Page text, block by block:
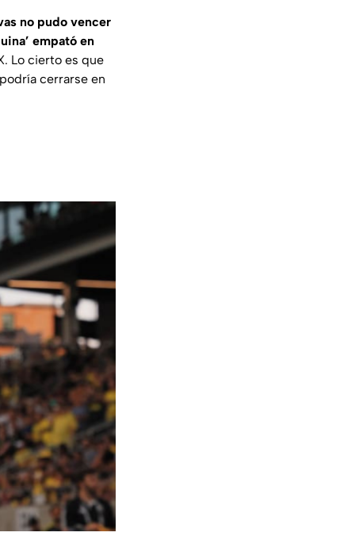
no pudo vencer
empató en
Lo cierto es que
cerrarse en